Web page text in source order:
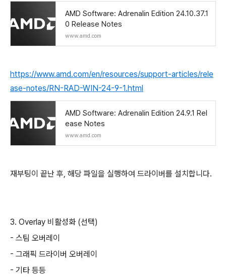
AMD Software: Adrenalin Edition 24.10.37.1
0 Release Notes
www.amd.com
https://www.amd.com/en/resources/support-articles/rele
ase-notes/RN-RAD-WIN-24-9-1.html
AMD Software: Adrenalin Edition 24.9.1 Rel
ease Notes
www.amd.com
재부팅이 끝난 후, 해당 파일을 실행하여 드라이버를 설치합니다.
3. Overlay 비활성화 (선택)
- 스팀 오버레이
- 그래픽 드라이버 오버레이
- 기타 등등